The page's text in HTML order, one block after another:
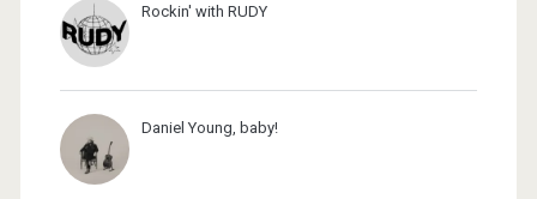
Rockin' with RUDY
Daniel Young, baby!